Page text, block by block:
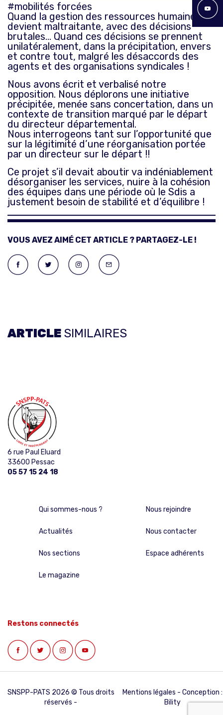
#mobilités forcées
Quand la gestion des ressources humaines
devient maltraitante, avec des décisions
brutales… Quand ces décisions se prennent
unilatéralement, dans la précipitation, envers
et contre tout, malgré les désaccords des
agents et des organisations syndicales !
Nous avons écrit et verbalisé notre
opposition. Nous déplorons une initiative
précipitée, menée sans concertation, dans un
contexte de transition marqué par le départ
du directeur départemental.
Nous interrogeons tant sur l’opportunité que
sur la légitimité d’une réorganisation portée
par un directeur sur le départ !!
Ce projet s’il devait aboutir va indéniablement
désorganiser les services, nuire à la cohésion
des équipes dans une période où le Sdis a
justement besoin de stabilité et d’équilibre !
VOUS AVEZ AIMÉ CET ARTICLE ? PARTAGEZ-LE !
ARTICLE SIMILAIRES
6 rue Paul Eluard
33600 Pessac
05 57 15 24 18
Qui sommes-nous ?
Actualités
Nos sections
Le magazine
Nous rejoindre
Nous contacter
Espace adhérents
Restons connectés
SNSPP-PATS 2026 © Tous droits
réservés -
Mentions légales - Conception :
Bility